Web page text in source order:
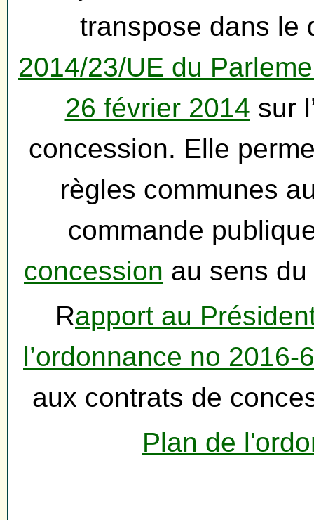
transpose dans le
2014/23/UE du
26 février 2014 sur
concession. Elle
règles communes
commande
concession au sens du
Rapport au
l’ordonnance no
aux contrats de
Plan de